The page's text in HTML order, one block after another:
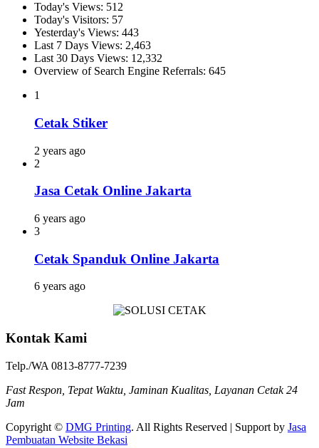
Today's Views: 512
Today's Visitors: 57
Yesterday's Views: 443
Last 7 Days Views: 2,463
Last 30 Days Views: 12,332
Overview of Search Engine Referrals: 645
1
Cetak Stiker
2 years ago
2
Jasa Cetak Online Jakarta
6 years ago
3
Cetak Spanduk Online Jakarta
6 years ago
Kontak Kami
Telp./WA 0813-8777-7239
Fast Respon, Tepat Waktu, Jaminan Kualitas, Layanan Cetak 24
Jam
Copyright © DMG Printing. All Rights Reserved | Support by Jasa
Pembuatan Website Bekasi